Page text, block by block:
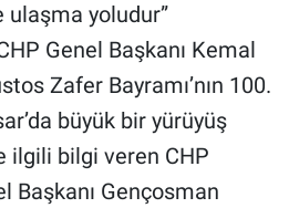
yoludur”
Genel Başkanı Kemal
Zafer Bayramı’nın 100.
büyük bir yürüyüş
ilgili bilgi veren CHP
Başkanı Gençosman